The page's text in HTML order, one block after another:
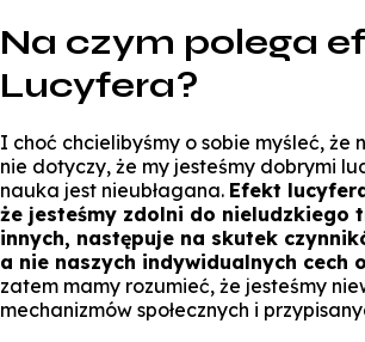
Na czym polega
Lucyfera?
I choć chcielibyśmy o sobie myśleć, że
nie dotyczy, że my jesteśmy dobrymi
nauka jest nieubłagana. Efekt
że jesteśmy zdolni do nieludzkiego
innych, następuje na skutek
a nie naszych indywidualnych cech
zatem mamy rozumieć, że jesteśmy
mechanizmów społecznych i